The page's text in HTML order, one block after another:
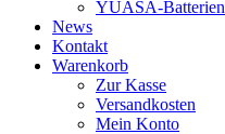
YUASA-Batterien
News
Kontakt
Warenkorb
Zur Kasse
Versandkosten
Mein Konto